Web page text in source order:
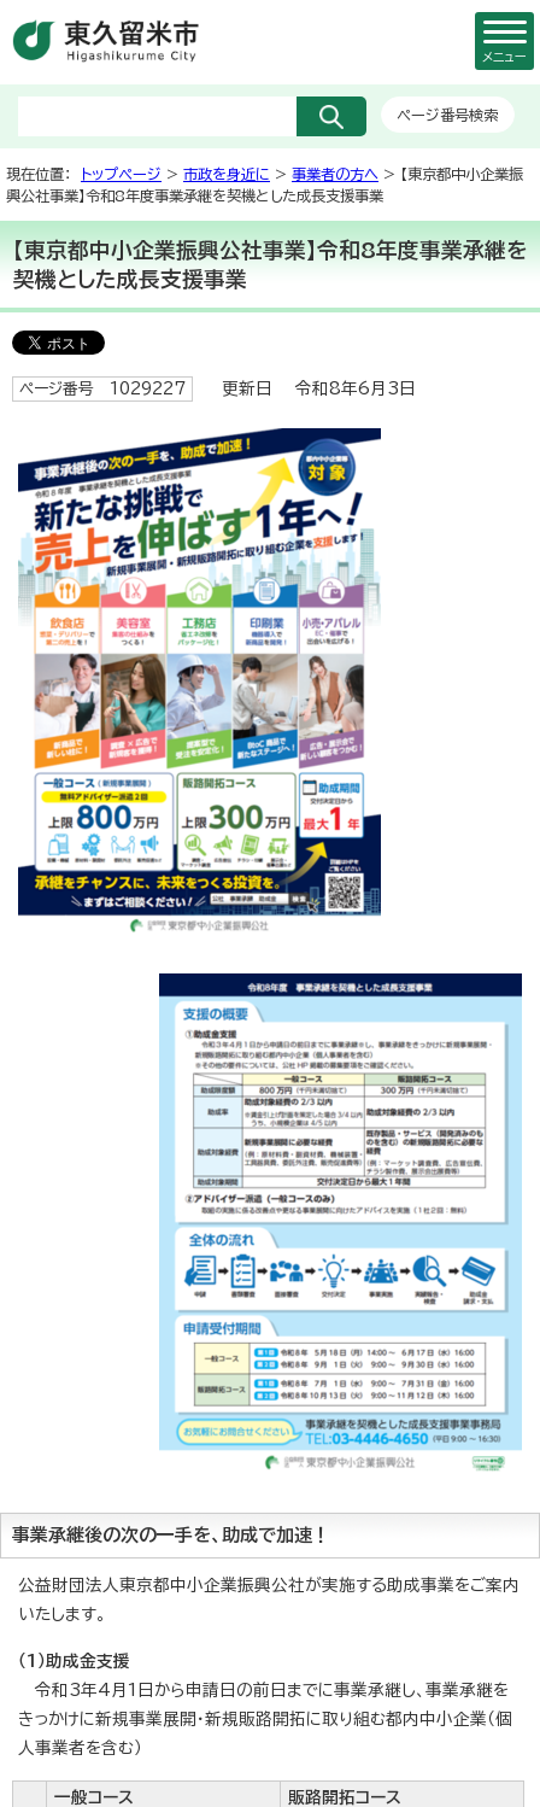
ページ番号検索
メニュー
現在位置： トップページ > 市政を身近に > 事業者の方へ > 【東京都中小企業振
興公社事業】令和8年度事業承継を契機とした成長支援事業
【東京都中小企業振興公社事業】令和8年度事業承継を
契機とした成長支援事業
ページ番号 1029227 更新日 令和8年6月3日
事業承継後の次の一手を、助成で加速！
公益財団法人東京都中小企業振興公社が実施する助成事業をご案内
いたします。
（1）助成金支援
令和3年4月1日から申請日の前日までに事業承継し、事業承継を
きっかけに新規事業展開・新規販路開拓に取り組む都内中小企業（個
人事業者を含む）
一般コース 販路開拓コース